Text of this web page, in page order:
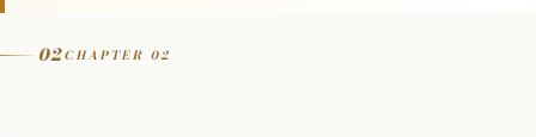
02CHAPTER 02